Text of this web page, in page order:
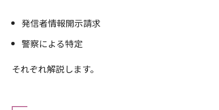
発信者情報開示請求
警察による特定
それぞれ解説します。